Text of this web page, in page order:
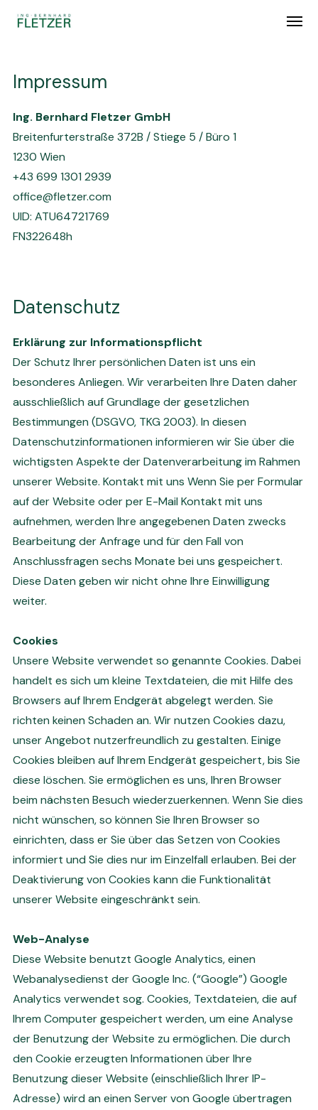
Impressum
Ing. Bernhard Fletzer GmbH
Breitenfurterstraße 372B / Stiege 5 / Büro 1
1230 Wien
+43 699 1301 2939
office@fletzer.com
UID: ATU64721769
FN322648h
Datenschutz
Erklärung zur Informationspflicht
Der Schutz Ihrer persönlichen Daten ist uns ein
besonderes Anliegen. Wir verarbeiten Ihre Daten daher
ausschließlich auf Grundlage der gesetzlichen
Bestimmungen (DSGVO, TKG 2003). In diesen
Datenschutzinformationen informieren wir Sie über die
wichtigsten Aspekte der Datenverarbeitung im Rahmen
unserer Website. Kontakt mit uns Wenn Sie per Formular
auf der Website oder per E-Mail Kontakt mit uns
aufnehmen, werden Ihre angegebenen Daten zwecks
Bearbeitung der Anfrage und für den Fall von
Anschlussfragen sechs Monate bei uns gespeichert.
Diese Daten geben wir nicht ohne Ihre Einwilligung
weiter.
Cookies
Unsere Website verwendet so genannte Cookies. Dabei
handelt es sich um kleine Textdateien, die mit Hilfe des
Browsers auf Ihrem Endgerät abgelegt werden. Sie
richten keinen Schaden an. Wir nutzen Cookies dazu,
unser Angebot nutzerfreundlich zu gestalten. Einige
Cookies bleiben auf Ihrem Endgerät gespeichert, bis Sie
diese löschen. Sie ermöglichen es uns, Ihren Browser
beim nächsten Besuch wiederzuerkennen. Wenn Sie dies
nicht wünschen, so können Sie Ihren Browser so
einrichten, dass er Sie über das Setzen von Cookies
informiert und Sie dies nur im Einzelfall erlauben. Bei der
Deaktivierung von Cookies kann die Funktionalität
unserer Website eingeschränkt sein.
Web-Analyse
Diese Website benutzt Google Analytics, einen
Webanalysedienst der Google Inc. (“Google”) Google
Analytics verwendet sog. Cookies, Textdateien, die auf
Ihrem Computer gespeichert werden, um eine Analyse
der Benutzung der Website zu ermöglichen. Die durch
den Cookie erzeugten Informationen über Ihre
Benutzung dieser Website (einschließlich Ihrer IP-
Adresse) wird an einen Server von Google übertragen